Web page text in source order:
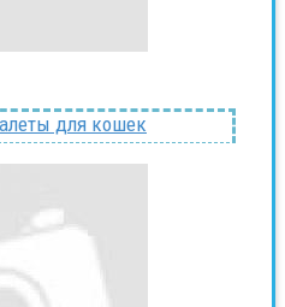
для кошек